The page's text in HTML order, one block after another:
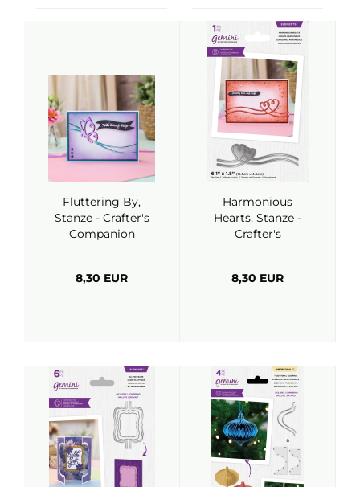
Fluttering By,
Stanze - Crafter's
Companion
8,30 EUR
Harmonious
Hearts, Stanze -
Crafter's
8,30 EUR